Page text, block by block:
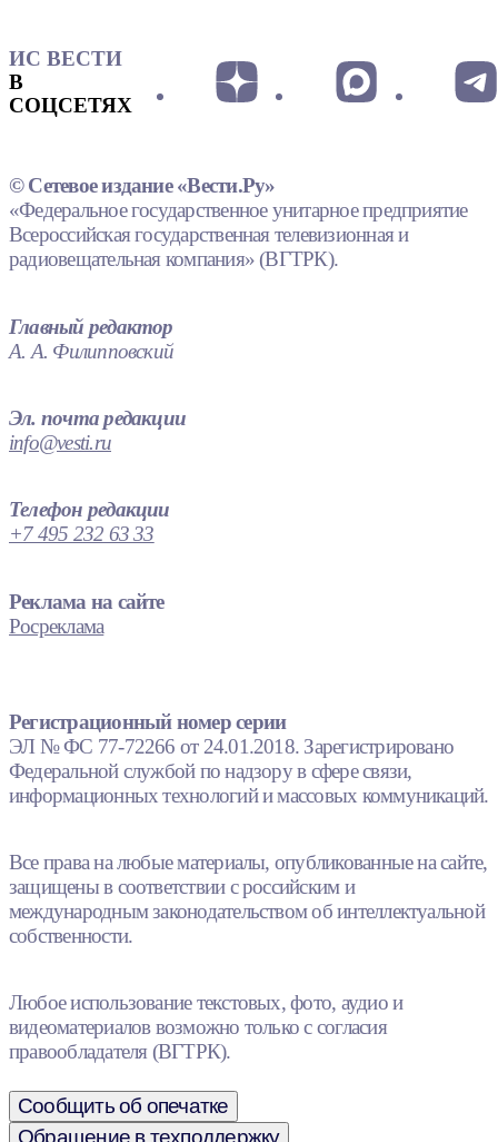
ИС ВЕСТИ
В
СОЦСЕТЯХ
© Сетевое издание «Вести.Ру»
«Федеральное государственное унитарное предприятие
Всероссийская государственная телевизионная и
радиовещательная компания» (ВГТРК).
Главный редактор
А. А. Филипповский
Эл. почта редакции
info@vesti.ru
Телефон редакции
+7 495 232 63 33
Реклама на сайте
Росреклама
Регистрационный номер серии
ЭЛ № ФС 77-72266 от 24.01.2018. Зарегистрировано
Федеральной службой по надзору в сфере связи,
информационных технологий и массовых коммуникаций.
Все права на любые материалы, опубликованные на сайте,
защищены в соответствии с российским и
международным законодательством об интеллектуальной
собственности.
Любое использование текстовых, фото, аудио и
видеоматериалов возможно только с согласия
правообладателя (ВГТРК).
Сообщить об опечатке